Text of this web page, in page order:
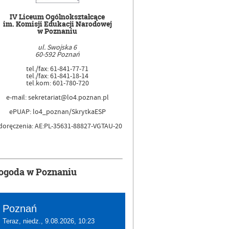
IV Liceum Ogólnokształcące
im. Komisji Edukacji Narodowej
w Poznaniu
ul. Swojska 6
60-592 Poznań
tel./fax: 61-841-77-71
tel./fax: 61-841-18-14
tel.kom: 601-780-720
e-mail: sekretariat@lo4.poznan.pl
ePUAP: lo4_poznan/SkrytkaESP
AE:PL-35631-88827-VGTAU-20
w Poznaniu